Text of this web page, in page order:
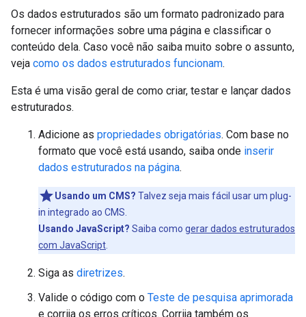
Os dados estruturados são um formato padronizado para
fornecer informações sobre uma página e classificar o
conteúdo dela. Caso você não saiba muito sobre o assunto,
veja como os dados estruturados funcionam.
Esta é uma visão geral de como criar, testar e lançar dados
estruturados.
Adicione as propriedades obrigatórias. Com base no
formato que você está usando, saiba onde inserir
dados estruturados na página.
Usando um CMS? Talvez seja mais fácil usar um plug-
in integrado ao CMS.
Usando JavaScript? Saiba como gerar dados estruturados
com JavaScript
Siga as diretrizes.
Valide o código com o Teste de pesquisa aprimorada
e corrija os erros críticos. Corrija também os